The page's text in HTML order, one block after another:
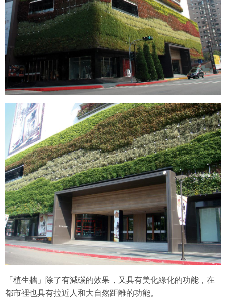
「植生牆」除了有減碳的效果，又具有美化綠化的功能，在
都市裡也具有拉近人和大自然距離的功能。